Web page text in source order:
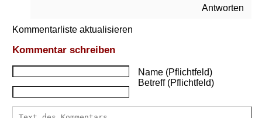
Antworten
Kommentarliste aktualisieren
Kommentar schreiben
Name (Pflichtfeld)
Betreff (Pflichtfeld)
►
Krankheiten